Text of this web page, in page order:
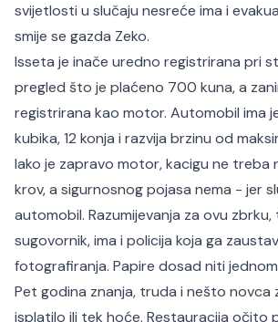
svijetlosti u slučaju nesreće ima i
smije se gazda Zeko.
Isseta je inače uredno registrirana pri
pregled što je plaćeno 700 kuna, a
registrirana kao motor. Automobil ima
kubika, 12 konja i razvija brzinu od
Iako je zapravo motor, kacigu ne treba
krov, a sigurnosnog pojasa nema - jer
automobil. Razumijevanja za ovu
sugovornik, ima i policija koja ga
fotografiranja. Papire dosad niti
Pet godina znanja, truda i nešto novca
isplatilo ili tek hoće. Restauracija očito